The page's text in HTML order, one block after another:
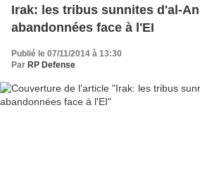
Irak: les tribus sunnites d'al-
abandonnées face à l'EI
Publié le 07/11/2014 à 13:30
Par RP Defense